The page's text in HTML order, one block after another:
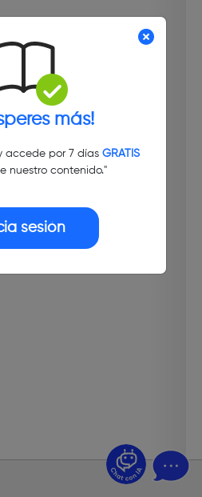
más!
accede por 7 días GRATIS
nuestro contenido."
sesión